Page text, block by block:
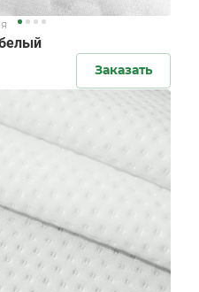
Заказать